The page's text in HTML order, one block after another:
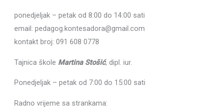
ponedjeljak – petak od 8:00 do 14:00 sati
email: pedagog.kontesadora@gmail.com
kontakt broj: 091 608 0778
Tajnica škole Martina Stošić, dipl. iur.
Ponedjeljak – petak od 7:00 do 15:00 sati
Radno vrijeme sa strankama: